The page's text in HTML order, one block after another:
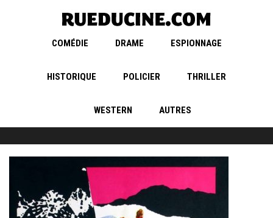
COMÉDIE DRAME ESPIONNAGE
HISTORIQUE POLICIER THRILLER
WESTERN AUTRES